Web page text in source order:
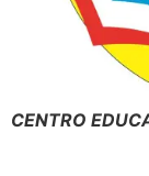
CENTRO